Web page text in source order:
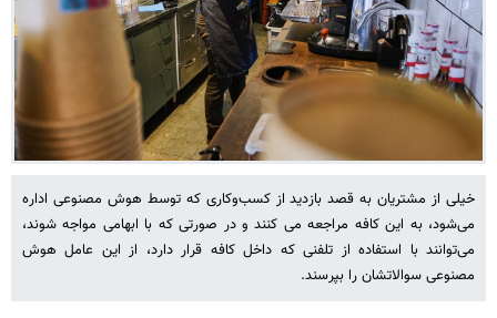
خیلی از مشتریان به قصد بازدید از کسب‌وکاری که توسط هوش مصنوعی اداره
می‌شود، به این کافه مراجعه می کنند و در صورتی که با ابهامی مواجه شوند،
می‌توانند با استفاده از تلفنی که داخل کافه قرار دارد، از این عامل هوش
مصنوعی سوالاتشان را بپرسند.